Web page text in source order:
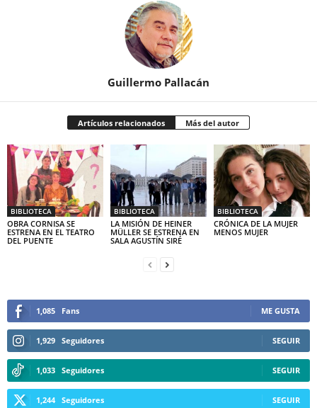
Guillermo Pallacán
Artículos relacionados Más del autor
BIBLIOTECA
OBRA CORNISA SE
ESTRENA EN EL TEATRO
DEL PUENTE
BIBLIOTECA
LA MISIÓN DE HEINER
MÜLLER SE ESTRENA EN
SALA AGUSTÍN SIRÉ
BIBLIOTECA
CRÓNICA DE LA MUJER
MENOS MUJER
1,085 Fans ME GUSTA
1,929 Seguidores SEGUIR
1,033 Seguidores SEGUIR
1,244 Seguidores SEGUIR